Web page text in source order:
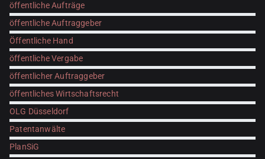
öffentliche Aufträge
öffentliche Auftraggeber
Öffentliche Hand
öffentliche Vergabe
öffentlicher Auftraggeber
öffentliches Wirtschaftsrecht
OLG Düsseldorf
Patentanwälte
PlanSiG